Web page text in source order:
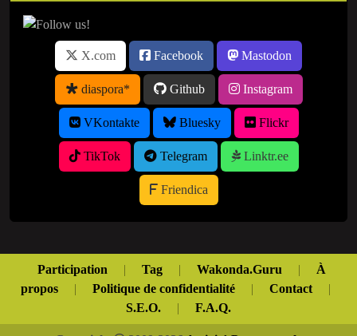
X.com Facebook Mastodon
diaspora* Github Instagram
VKontakte Bluesky Flickr
TikTok Telegram Linktr.ee
Friendica
Participation | Tag | Wakonda.Guru |
À
propos
| Politique de confidentialité | Contact
|
S.E.O.
| F.A.Q.